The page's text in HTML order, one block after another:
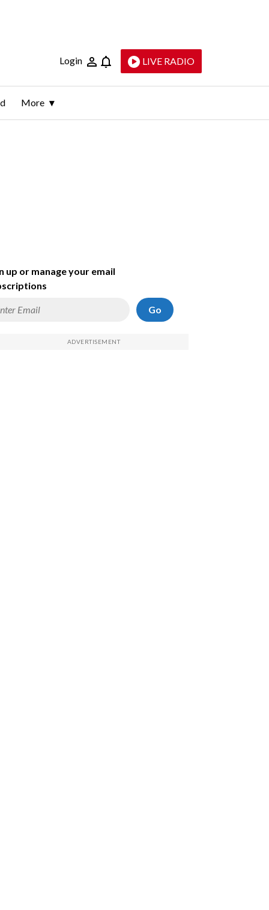
Login LIVE RADIO
More
up or manage your email
Go